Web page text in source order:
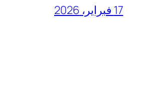
17 فبراير، 2026